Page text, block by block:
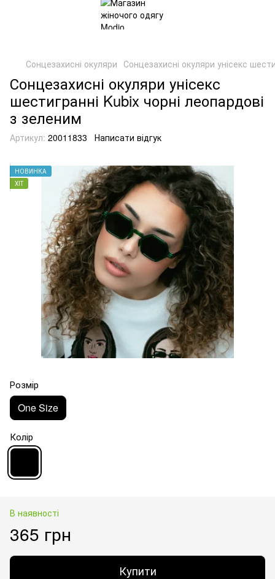
Сонцезахисні окуляри Сонцезахисні окуляри унісекс
Сонцезахисні окуляри унісекс
шестигранні Kubix чорні леопардові
з зеленим
Артикул: 20011833 Написати відгук
НОВИНКА
ХІТ
Розмір
One Size
Колір
В наявності
365 грн
Купити